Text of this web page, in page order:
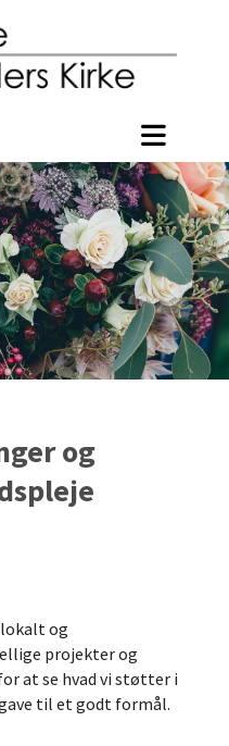
og
og
projekter og
at se hvad vi støtter i
til et godt formål.